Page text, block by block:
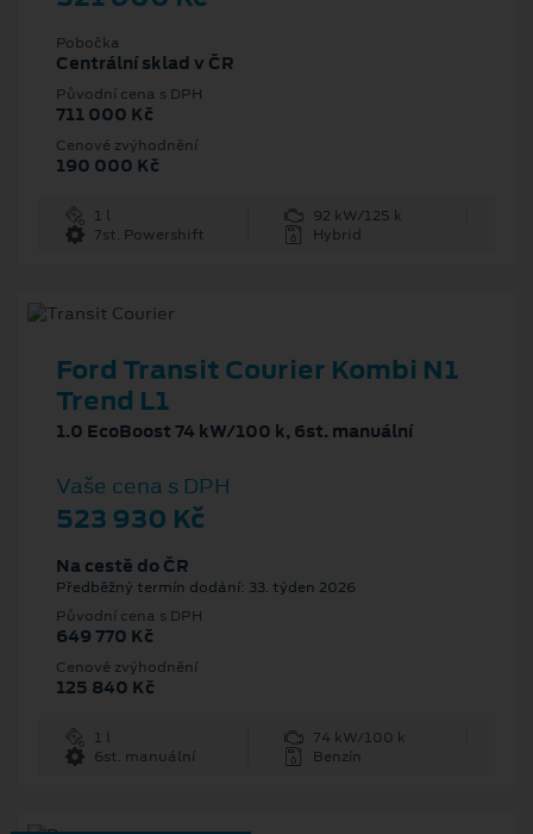
Pobočka
Centrální sklad v ČR
Původní cena s DPH
711 000 Kč
Cenové zvýhodnění
190 000 Kč
1 l
92 kW/125 k
7st. Powershift
Hybrid
Ford Transit Courier Kombi N1
Trend L1
1.0 EcoBoost 74 kW/100 k, 6st. manuální
Vaše cena s DPH
523 930 Kč
Na cestě do ČR
Předběžný termín dodání: 33. týden 2026
Původní cena s DPH
649 770 Kč
Cenové zvýhodnění
125 840 Kč
1 l
74 kW/100 k
6st. manuální
Benzín